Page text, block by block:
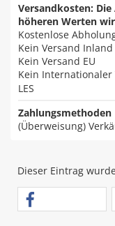
Versandkosten:
höheren Werten
Kostenlose
Kein Versand Inland
Kein Versand EU
Kein Internationaler
LES
Zahlungsmethoden
(Überweisung)
Dieser Eintrag